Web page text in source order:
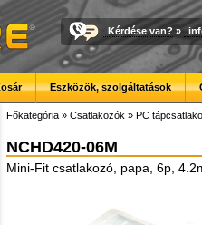
Kérdése van? »
Eszközök, szolgáltatások
Főkategória » Csatlakozók » PC
NCHD420-06M
Mini-Fit csatlakozó, papa, 6p,